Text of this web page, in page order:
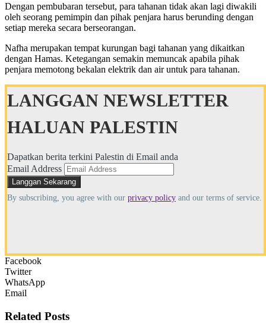
Dengan pembubaran tersebut, para tahanan tidak akan lagi diwakili
oleh seorang pemimpin dan pihak penjara harus berunding dengan
setiap mereka secara berseorangan.
Nafha merupakan tempat kurungan bagi tahanan yang dikaitkan
dengan Hamas. Ketegangan semakin memuncak apabila pihak
penjara memotong bekalan elektrik dan air untuk para tahanan.
LANGGAN NEWSLETTER
HALUAN PALESTIN
Dapatkan berita terkini Palestin di Email anda
Email Address
By subscribing, you agree with our privacy policy and our terms of service.
Facebook
Twitter
WhatsApp
Email
Related Posts